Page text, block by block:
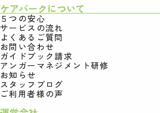
ケアパークについて
５つの安心
サービスの流れ
よくあるご質問
お問い合わせ
ガイドブック請求
アンガーマネジメント研修
お知らせ
スタッフブログ
ご利用者様の声